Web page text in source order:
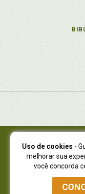
Juruá Editora
Juruá
NOVO ENDEREÇO:R.
Curitiba
Atendimento: (41)
Uso de cookies -
melhorar sua
você concorda